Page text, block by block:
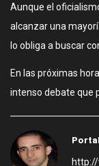
Aunque el
alcanzar una
lo obliga a buscar
En las próximas
intenso debate que